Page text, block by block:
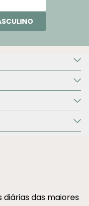
diárias das maiores